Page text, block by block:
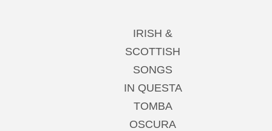
IRISH &
SCOTTISH
SONGS
IN QUESTA
TOMBA
OSCURA